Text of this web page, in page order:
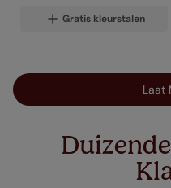
Gratis kleurstalen
Laat